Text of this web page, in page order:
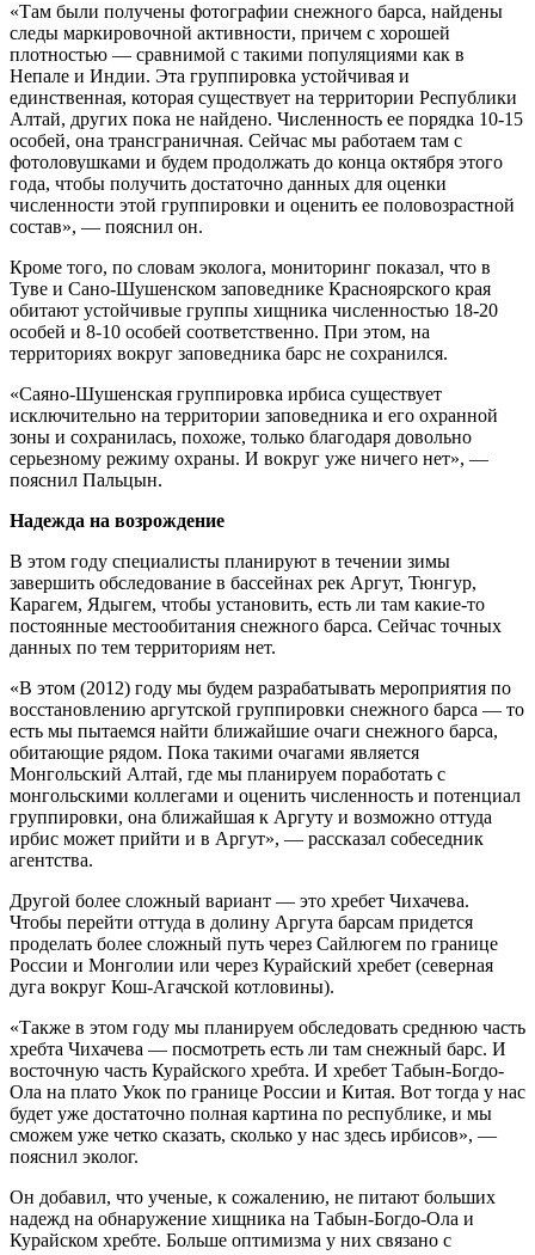
«Там были получены фотографии снежного барса, найдены
следы маркировочной активности, причем с хорошей
плотностью — сравнимой с такими популяциями как в
Непале и Индии. Эта группировка устойчивая и
единственная, которая существует на территории Республики
Алтай, других пока не найдено. Численность ее порядка 10-15
особей, она трансграничная. Сейчас мы работаем там с
фотоловушками и будем продолжать до конца октября этого
года, чтобы получить достаточно данных для оценки
численности этой группировки и оценить ее половозрастной
состав», — пояснил он.
Кроме того, по словам эколога, мониторинг показал, что в
Туве и Сано-Шушенском заповеднике Красноярского края
обитают устойчивые группы хищника численностью 18-20
особей и 8-10 особей соответственно. При этом, на
территориях вокруг заповедника барс не сохранился.
«Саяно-Шушенская группировка ирбиса существует
исключительно на территории заповедника и его охранной
зоны и сохранилась, похоже, только благодаря довольно
серьезному режиму охраны. И вокруг уже ничего нет», —
пояснил Пальцын.
Надежда на возрождение
В этом году специалисты планируют в течении зимы
завершить обследование в бассейнах рек Аргут, Тюнгур,
Карагем, Ядыгем, чтобы установить, есть ли там какие-то
постоянные местообитания снежного барса. Сейчас точных
данных по тем территориям нет.
«В этом (2012) году мы будем разрабатывать мероприятия по
восстановлению аргутской группировки снежного барса — то
есть мы пытаемся найти ближайшие очаги снежного барса,
обитающие рядом. Пока такими очагами является
Монгольский Алтай, где мы планируем поработать с
монгольскими коллегами и оценить численность и потенциал
группировки, она ближайшая к Аргуту и возможно оттуда
ирбис может прийти и в Аргут», — рассказал собеседник
агентства.
Другой более сложный вариант — это хребет Чихачева.
Чтобы перейти оттуда в долину Аргута барсам придется
проделать более сложный путь через Сайлюгем по границе
России и Монголии или через Курайский хребет (северная
дуга вокруг Кош-Агачской котловины).
«Также в этом году мы планируем обследовать среднюю часть
хребта Чихачева — посмотреть есть ли там снежный барс. И
восточную часть Курайского хребта. И хребет Табын-Богдо-
Ола на плато Укок по границе России и Китая. Вот тогда у нас
будет уже достаточно полная картина по республике, и мы
сможем уже четко сказать, сколько у нас здесь ирбисов», —
пояснил эколог.
Он добавил, что ученые, к сожалению, не питают больших
надежд на обнаружение хищника на Табын-Богдо-Ола и
Курайском хребте. Больше оптимизма у них связано с